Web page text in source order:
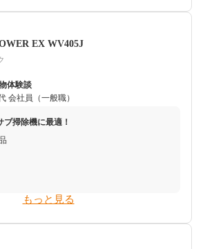
5万円以上は絶対にするし、例え購入したと
があるのかはわからないので、購入は諦め
除機の相場が高いことを知りました。
セールでダイソンが3万円を切っていたの
た。
円を切る安さでした。それと、Amazonや楽
EX WV405J
体験談
会社員（一般職）
掃除機に最適！
ット掃除機で掃除をするのですが、ちょっと
もっと見る